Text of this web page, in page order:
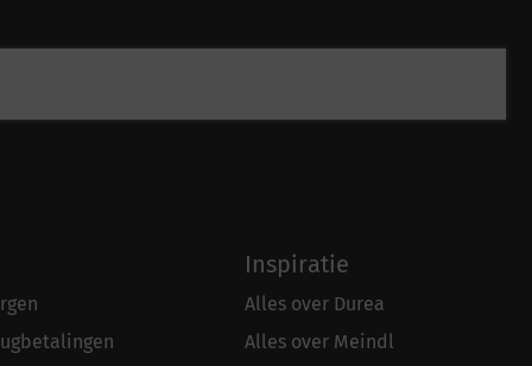
Inspiratie
Alles over Durea
Alles over Meindl